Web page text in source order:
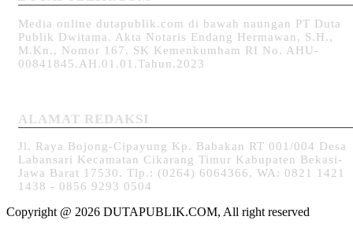
Media online dutapublik.com di bawah naungan PT Duta
Publik Dwitama. Akta Notaris Endang Hermawan, S.H.,
M.Kn., Nomor 167. SK Kemenkumham RI No. AHU-
00841845.AH.01.01.Tahun.2023
ALAMAT REDAKSI
Jl. Raya Bojong-Cipayung Kp. Babakan RT 001/004 Desa
Labansari Kecamatan Cikarang Timur Kabupaten Bekasi-
Jawa Barat 17530. Tlp.: (0264) 6064366, WA: 0821 1421
1438 - 0856 9293 0504
Copyright @ 2026 DUTAPUBLIK.COM, All right reserved